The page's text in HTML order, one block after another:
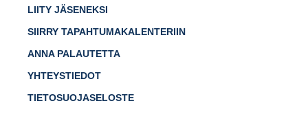
LIITY JÄSENEKSI
SIIRRY TAPAHTUMAKALENTERIIN
ANNA PALAUTETTA
YHTEYSTIEDOT
TIETOSUOJASELOSTE